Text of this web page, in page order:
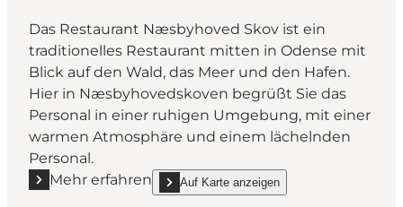
Das Restaurant Næsbyhoved Skov ist ein
traditionelles Restaurant mitten in Odense mit
Blick auf den Wald, das Meer und den Hafen.
Hier in Næsbyhovedskoven begrüßt Sie das
Personal in einer ruhigen Umgebung, mit einer
warmen Atmosphäre und einem lächelnden
Personal.
Mehr erfahren
Mehr erfahren "Restaurant Næsbyhoved Skov"
Auf Karte anzeigen
show Restaurant Næsbyhoved Skov on_map